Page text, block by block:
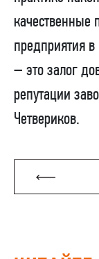
качественные
предприятия
– это залог
репутации
Четвериков.